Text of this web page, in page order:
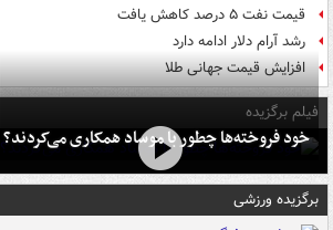
قیمت نفت ۵ درصد کاهش یافت
رشد آرام دلار ادامه دارد
افزایش قیمت جهانی طلا
فیلم برگزیده
خود فروخته‌ها چطور با موساد همکاری می‌کردند؟
برگزیده ورزشی